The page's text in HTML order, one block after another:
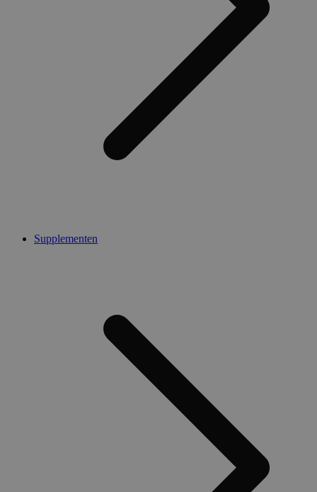
Supplementen